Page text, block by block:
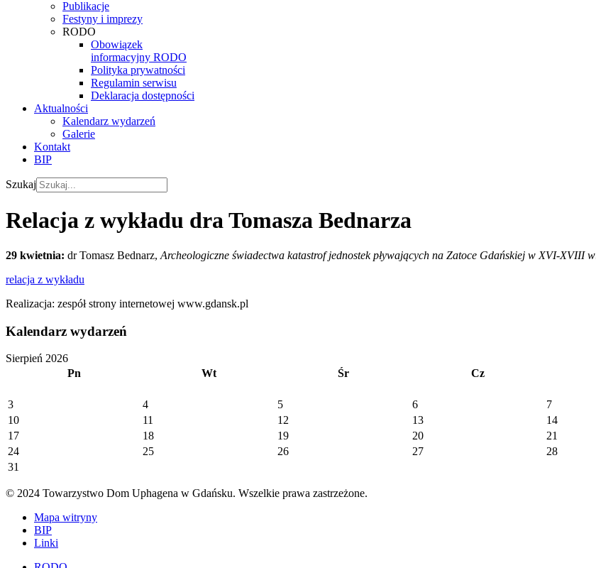
Publikacje
Festyny i imprezy
RODO
Obowiązek
informacyjny RODO
Polityka prywatności
Regulamin serwisu
Deklaracja dostępności
Aktualności
Kalendarz wydarzeń
Galerie
Kontakt
BIP
Szukaj
Relacja z wykładu dra Tomasza Bednarza
29 kwietnia: dr Tomasz Bednarz, Archeologiczne świadectwa katastrof jednostek pływających na Zatoce Gdańskiej w XVI-
relacja z wykładu
Realizacja: zespół strony internetowej www.gdansk.pl
Kalendarz wydarzeń
Sierpień 2026
Pn
Wt Śr Cz
3
4 5 6 7
10
11 12 13 14
17
18 19 20 21
24
25 26 27 28
31
© 2024 Towarzystwo Dom Uphagena w Gdańsku. Wszelkie prawa zastrzeżone.
Mapa witryny
BIP
Linki